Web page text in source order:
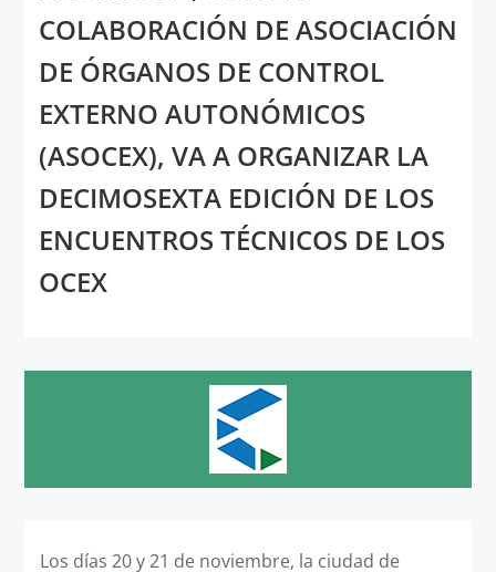
COLABORACIÓN DE ASOCIACIÓN
DE ÓRGANOS DE CONTROL
EXTERNO AUTONÓMICOS
(ASOCEX), VA A ORGANIZAR LA
DECIMOSEXTA EDICIÓN DE LOS
ENCUENTROS TÉCNICOS DE LOS
OCEX
Los días 20 y 21 de noviembre, la ciudad de